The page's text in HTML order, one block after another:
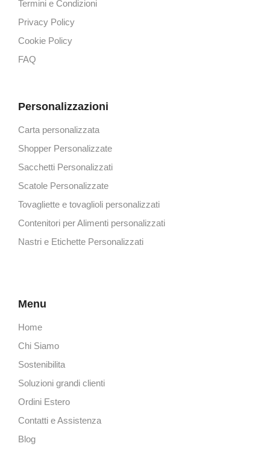
Termini e Condizioni
Privacy Policy
Cookie Policy
FAQ
Personalizzazioni
Carta personalizzata
Shopper Personalizzate
Sacchetti Personalizzati
Scatole Personalizzate
Tovagliette e tovaglioli personalizzati
Contenitori per Alimenti personalizzati
Nastri e Etichette Personalizzati
Menu
Home
Chi Siamo
Sostenibilita
Soluzioni grandi clienti
Ordini Estero
Contatti e Assistenza
Blog